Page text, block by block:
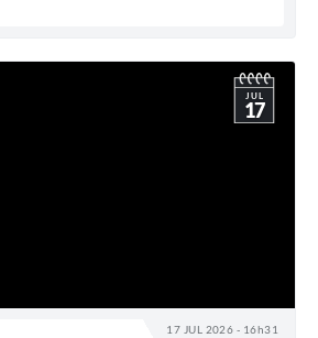
17 JUL 2026 - 16h31
JUL
17